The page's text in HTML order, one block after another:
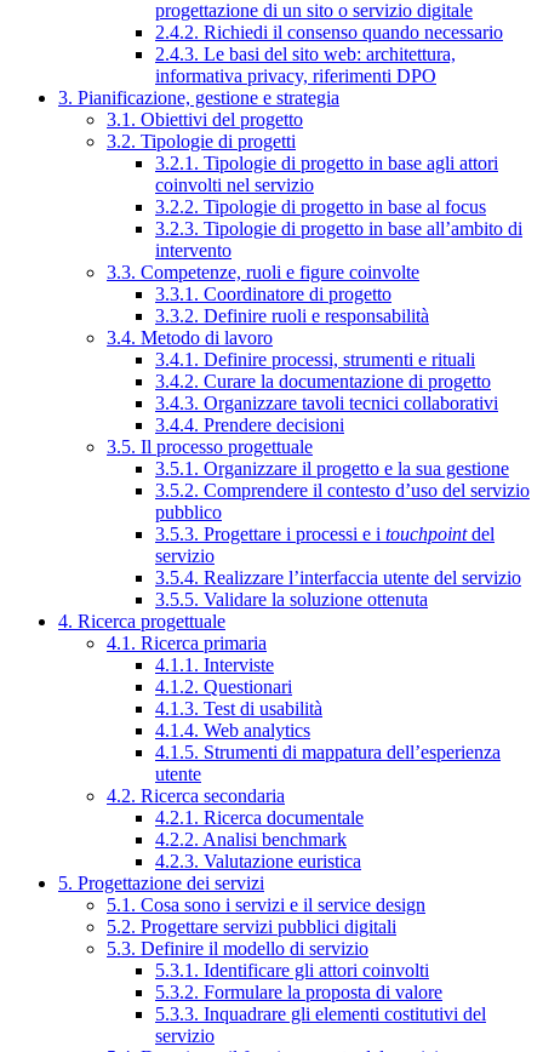
progettazione di un sito o servizio digitale
2.4.2. Richiedi il consenso quando necessario
2.4.3. Le basi del sito web: architettura,
informativa privacy, riferimenti DPO
3. Pianificazione, gestione e strategia
3.1. Obiettivi del progetto
3.2. Tipologie di progetti
3.2.1. Tipologie di progetto in base agli attori
coinvolti nel servizio
3.2.2. Tipologie di progetto in base al focus
3.2.3. Tipologie di progetto in base all’ambito di
intervento
3.3. Competenze, ruoli e figure coinvolte
3.3.1. Coordinatore di progetto
3.3.2. Definire ruoli e responsabilità
3.4. Metodo di lavoro
3.4.1. Definire processi, strumenti e rituali
3.4.2. Curare la documentazione di progetto
3.4.3. Organizzare tavoli tecnici collaborativi
3.4.4. Prendere decisioni
3.5. Il processo progettuale
3.5.1. Organizzare il progetto e la sua gestione
3.5.2. Comprendere il contesto d’uso del servizio
pubblico
3.5.3. Progettare i processi e i touchpointdel
servizio
3.5.4. Realizzare l’interfaccia utente del servizio
3.5.5. Validare la soluzione ottenuta
4. Ricerca progettuale
4.1. Ricerca primaria
4.1.1. Interviste
4.1.2. Questionari
4.1.3. Test di usabilità
4.1.4. Web analytics
4.1.5. Strumenti di mappatura dell’esperienza
utente
4.2. Ricerca secondaria
4.2.1. Ricerca documentale
4.2.2. Analisi benchmark
4.2.3. Valutazione euristica
5. Progettazione dei servizi
5.1. Cosa sono i servizi e il service design
5.2. Progettare servizi pubblici digitali
5.3. Definire il modello di servizio
5.3.1. Identificare gli attori coinvolti
5.3.2. Formulare la proposta di valore
5.3.3. Inquadrare gli elementi costitutivi del
servizio